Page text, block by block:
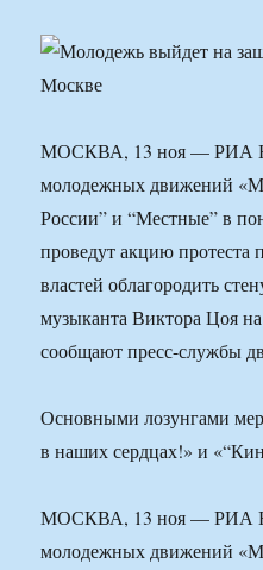
МОСКВА, 13 ноя — РИА
молодежных движений
России” и “Местные” в
проведут акцию протеста
властей облагородить
музыканта Виктора Цоя
сообщают пресс-службы
Основными лозунгами
в наших сердцах!» и
МОСКВА, 13 ноя — РИА
молодежных движений